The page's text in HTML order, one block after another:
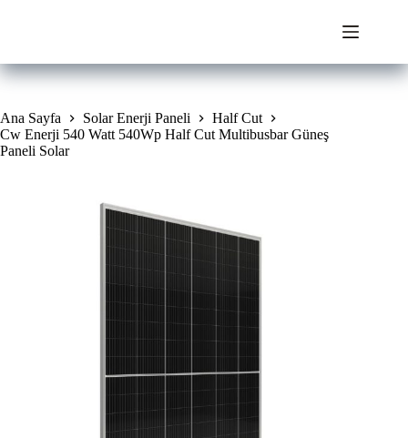
Ana Sayfa Solar Enerji Paneli
Half Cut
Cw Enerji 540 Watt 540Wp Half Cut Multibusbar Güneş
Paneli Solar